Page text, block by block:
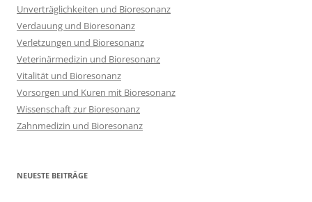
Unverträglichkeiten und Bioresonanz
Verdauung und Bioresonanz
Verletzungen und Bioresonanz
Veterinärmedizin und Bioresonanz
Vitalität und Bioresonanz
Vorsorgen und Kuren mit Bioresonanz
Wissenschaft zur Bioresonanz
Zahnmedizin und Bioresonanz
NEUESTE BEITRÄGE